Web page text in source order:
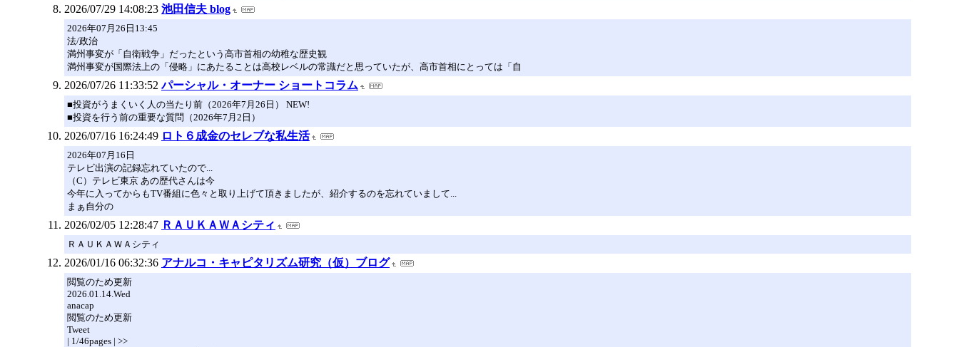
2026/07/29 14:08:23 池田信夫 blog
2026年07月26日13:45
法/政治
満州事変が「自衛戦争」だったという高市首相の幼稚な歴史観
満州事変が国際法上の「侵略」にあたることは高校レベルの常識だと思っていたが、高市首相にとっては「自
2026/07/26 11:33:52 パーシャル・オーナー ショートコラム
■投資がうまくいく人の当たり前（2026年7月26日） NEW!
■投資を行う前の重要な質問（2026年7月2日）
2026/07/16 16:24:49 ロト６成金のセレブな私生活
2026年07月16日
テレビ出演の記録忘れていたので...
（C）テレビ東京 あの歴代さんは今
今年に入ってからもTV番組に色々と取り上げて頂きましたが、紹介するのを忘れていまして...
まぁ自分の
2026/02/05 12:28:47 ＲＡＵＫＡＷＡシティ
ＲＡＵＫＡＷＡシティ
2026/01/16 06:32:36 アナルコ・キャピタリズム研究（仮）ブログ
閲覧のため更新
2026.01.14.Wed
anacap
閲覧のため更新
Tweet
| 1/46pages | >>